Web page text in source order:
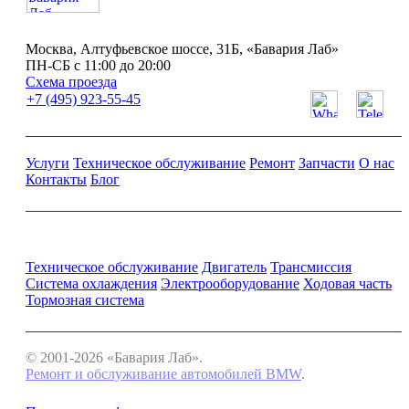
Москва, Алтуфьевское шоссе, 31Б, «Бавария Лаб»
ПН-СБ с 11:00 до 20:00
Схема проезда
+7 (495) 923-55-45
Услуги Техническое обслуживание Ремонт Запчасти О нас
Контакты Блог
Техническое обслуживание Двигатель Трансмиссия
Система охлаждения Электрооборудование Ходовая часть
Тормозная система
© 2001-2026 «Бавария Лаб».
Ремонт и обслуживание автомобилей BMW.